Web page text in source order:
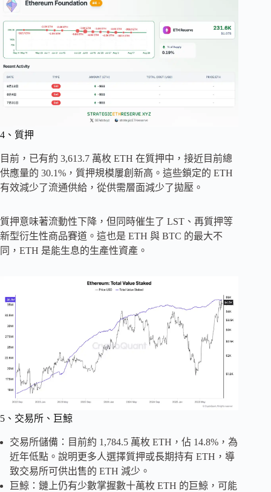
4、質押
目前，已有約 3,613.7 萬枚 ETH 在質押中，接近目前總
供應量的 30.1%，質押規模屢創新高。這些鎖定的 ETH
有效減少了流通供給，從供需層面減少了拋壓。
質押意味著流動性下降，但同時催生了 LST、再質押等
新型衍生性商品賽道。這也是 ETH 與 BTC 的最大不
同，ETH 是能生息的生產性資產。
5、交易所、巨鯨
交易所儲備：目前約 1,784.5 萬枚 ETH，佔 14.8%，為
近年低點。說明更多人選擇質押或長期持有 ETH，導
致交易所可供出售的 ETH 減少。
巨鯨：鏈上仍有少數掌握數十萬枚 ETH 的巨鯨，可能